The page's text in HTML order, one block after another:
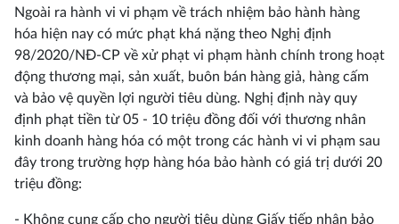
Ngoài ra hành vi vi phạm về trách nhiệm bảo hành hàng
hóa hiện nay có mức phạt khá nặng theo Nghị định
98/2020/NĐ-CP về xử phạt vi phạm hành chính trong hoạt
động thương mại, sản xuất, buôn bán hàng giả, hàng cấm
và bảo vệ quyền lợi người tiêu dùng. Nghị định này quy
định phạt tiền từ 05 - 10 triệu đồng đối với thương nhân
kinh doanh hàng hóa có một trong các hành vi vi phạm sau
đây trong trường hợp hàng hóa bảo hành có giá trị dưới 20
triệu đồng:
- Không cung cấp cho người tiêu dùng Giấy tiếp nhận bảo